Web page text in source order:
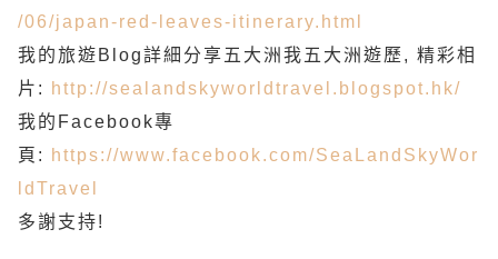
/06/japan-red-leaves-itinerary.html
我的旅遊Blog詳細分享五大洲我五大洲遊歷, 精彩相
片:
http://sealandskyworldtravel.blogspot.hk/
我的Facebook專
頁:
https://www.facebook.com/SeaLandSkyWor
ldTravel
多謝支持!